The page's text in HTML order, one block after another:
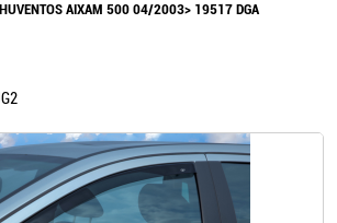
AIXAM 500 04/2003> 19517 DGA